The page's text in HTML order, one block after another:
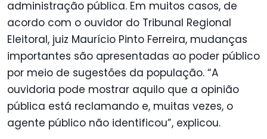
administração pública. Em muitos casos, de
acordo com o ouvidor do Tribunal Regional
Eleitoral, juiz Maurício Pinto Ferreira, mudanças
importantes são apresentadas ao poder público
por meio de sugestões da população. “A
ouvidoria pode mostrar aquilo que a opinião
pública está reclamando e, muitas vezes, o
agente público não identificou”, explicou.